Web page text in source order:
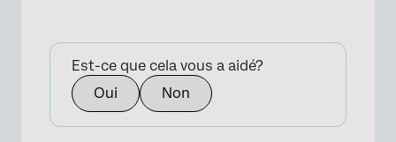
Est-ce que cela vous a aidé?
Oui
Non